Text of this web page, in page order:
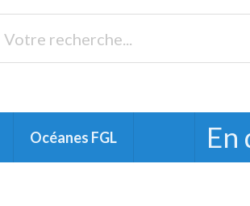
Océanes FGL En